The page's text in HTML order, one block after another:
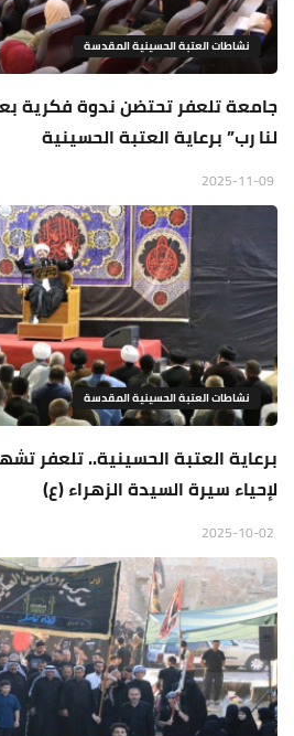
نشاطات العتبة الحسينية المقدسة
جامعة تلعفر تحتضن ندوة فكرية
لنا رب” برعاية العتبة الحسينية
نشاطات العتبة الحسينية المقدسة
برعاية العتبة الحسينية.. تلعفر
لإحياء سيرة السيدة الزهراء (ع)